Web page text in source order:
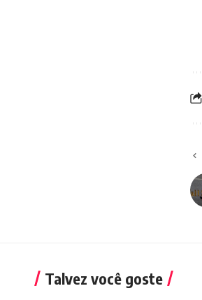
Talvez você goste